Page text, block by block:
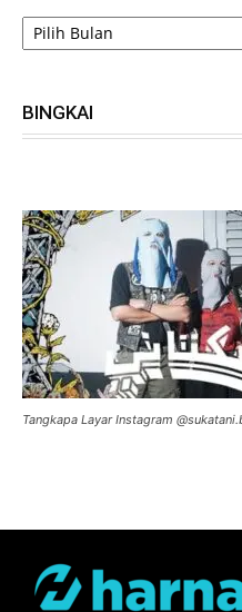
ARSIP
BINGKAI
Tangkapa Layar Instagram